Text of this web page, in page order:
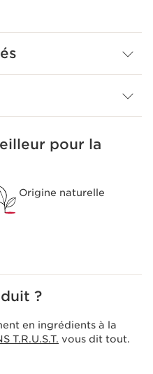
hydratant, nourrissant,
Découvrez notre Lip Oil
réveil, appliquez Huile
(et après vous
pour la
Origine naturelle
?
en ingrédients à la
T.R.U.S.T. vous dit tout.